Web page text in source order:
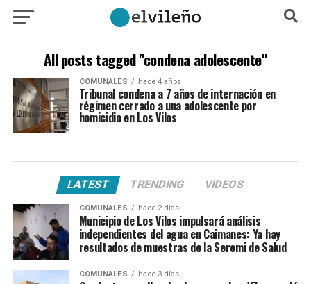
All posts tagged "condena adolescente"
COMUNALES hace 4 años
Tribunal condena a 7 años de internación en
régimen cerrado a una adolescente por
homicidio en Los Vilos
LATEST TRENDING VIDEOS
COMUNALES hace 2 días
Municipio de Los Vilos impulsará análisis
independientes del agua en Caimanes: Ya hay
resultados de muestras de la Seremi de Salud
COMUNALES hace 3 días